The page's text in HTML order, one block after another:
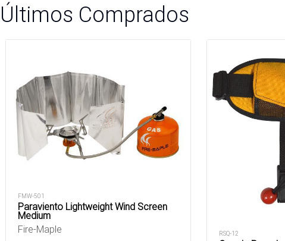
Últimos Comprados
FMW-501
Paraviento Lightweight Wind Screen
Medium
Fire-Maple
RSQ-12